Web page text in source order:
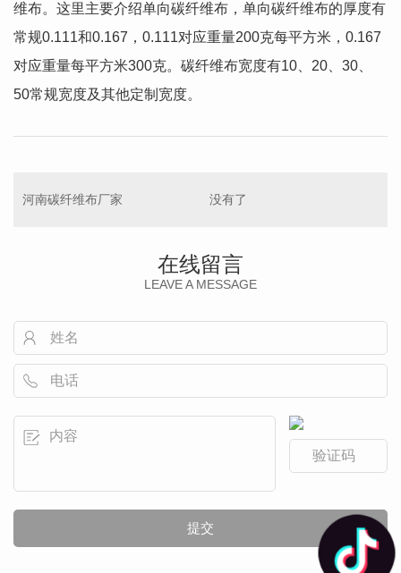
维布。这里主要介绍单向碳纤维布，单向碳纤维布的厚度有
常规0.111和0.167，0.111对应重量200克每平方米，0.167
对应重量每平方米300克。碳纤维布宽度有10、20、30、
50常规宽度及其他定制宽度。
河南碳纤维布厂家 没有了
在线留言
LEAVE A MESSAGE